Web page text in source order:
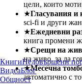
КнигиНедовършени
ВидеаБлог
Общност
цели, които
★Гласувания и
sci-fi и други
★Ежедневни
книга промени
★Срещи на
на живо, за да
★Месечна
автоматично с